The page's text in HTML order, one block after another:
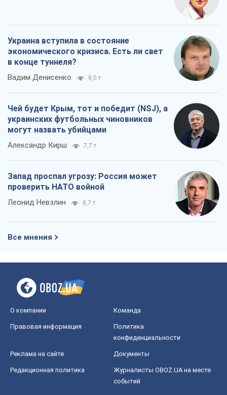
Украина вступила в состояние
экономического кризиса. Есть ли свет
в конце туннеля?
Вадим Денисенко 8,0 т.
Чей будет Крым, тот и победит (NSJ), а
украинских футбольных чиновников
могут назвать убийцами
Александр Кирш 7,7 т.
Запад проспал угрозу: Россия может
проверить НАТО войной
Леонид Невзлин 8,7 т.
Все мнения
О компании Команда
Правовая информация
Политика
конфиденциальности
Реклама на сайте Документы
Редакционная политика
Журналисты OBOZ.UA на месте
событий